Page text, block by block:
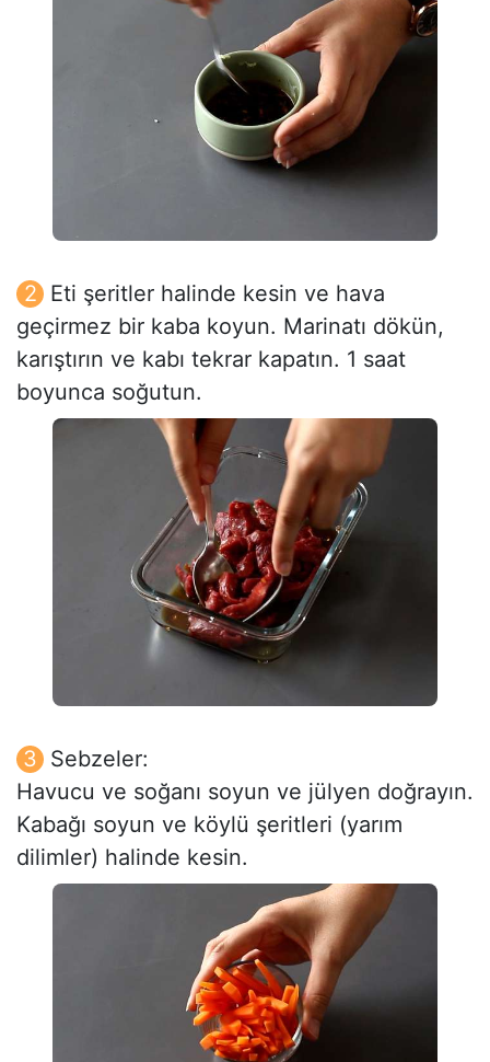
Eti şeritler halinde kesin ve hava
geçirmez bir kaba koyun. Marinatı dökün,
karıştırın ve kabı tekrar kapatın. 1 saat
boyunca soğutun.
Sebzeler:
Havucu ve soğanı soyun ve jülyen doğrayın.
Kabağı soyun ve köylü şeritleri (yarım
dilimler) halinde kesin.